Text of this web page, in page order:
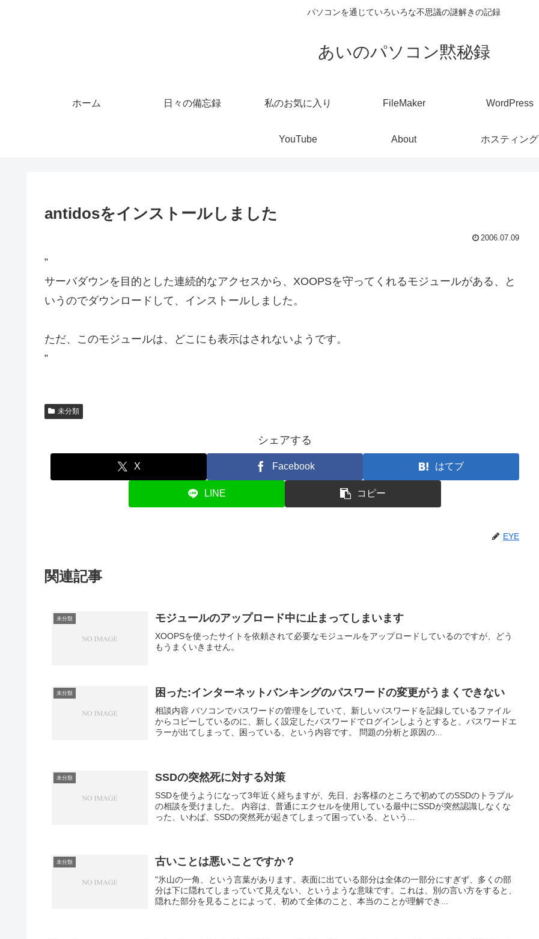
パソコンを通じていろいろな不思議の謎解きの記録
あいのパソコン黙秘録
ホーム 日々の備忘録 私のお気に入り FileMaker WordPress
YouTube About ホスティング
antidosをインストールしました
2006.07.09
”
サーバダウンを目的とした連続的なアクセスから、XOOPSを守ってくれるモジュールがある、と
いうのでダウンロードして、インストールしました。
ただ、このモジュールは、どこにも表示はされないようです。
”
未分類
シェアする
X Facebook はてブ
LINE コピー
EYE
関連記事
未分類 モジュールのアップロード中に止まってしまいます
XOOPSを使ったサイトを依頼されて必要なモジュールをアップロードしているのですが、どう
もうまくいきません。
未分類 困った:インターネットバンキングのパスワードの変更がうまくできない
相談内容 パソコンでパスワードの管理をしていて、新しいパスワードを記録しているファイル
からコピーしているのに、新しく設定したパスワードでログインしようとすると、パスワードエ
ラーが出てしまって、困っている、という内容です。 問題の分析と原因の...
未分類 SSDの突然死に対する対策
SSDを使うようになって3年近く経ちますが、先日、お客様のところで初めてのSSDのトラブル
の相談を受けました。 内容は、普通にエクセルを使用している最中にSSDが突然認識しなくな
った、いわば、SSDの突然死が起きてしまって困っている、という...
未分類 古いことは悪いことですか？
"氷山の一角、という言葉があります。表面に出ている部分は全体の一部分にすぎず、多くの部
分は下に隠れてしまっていて見えない、というような意味です。これは、別の言い方をすると、
隠れた部分を見ることによって、初めて全体のこと、本当のことが理解でき...